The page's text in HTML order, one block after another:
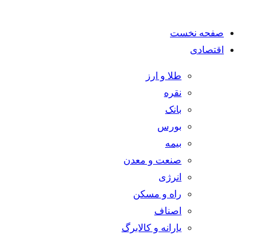
صفحه نخست
اقتصادی
طلا و ارز
نقره
بانک
بورس
بیمه
صنعت و معدن
انرژی
راه و مسکن
اصناف
یارانه و کالابرگ